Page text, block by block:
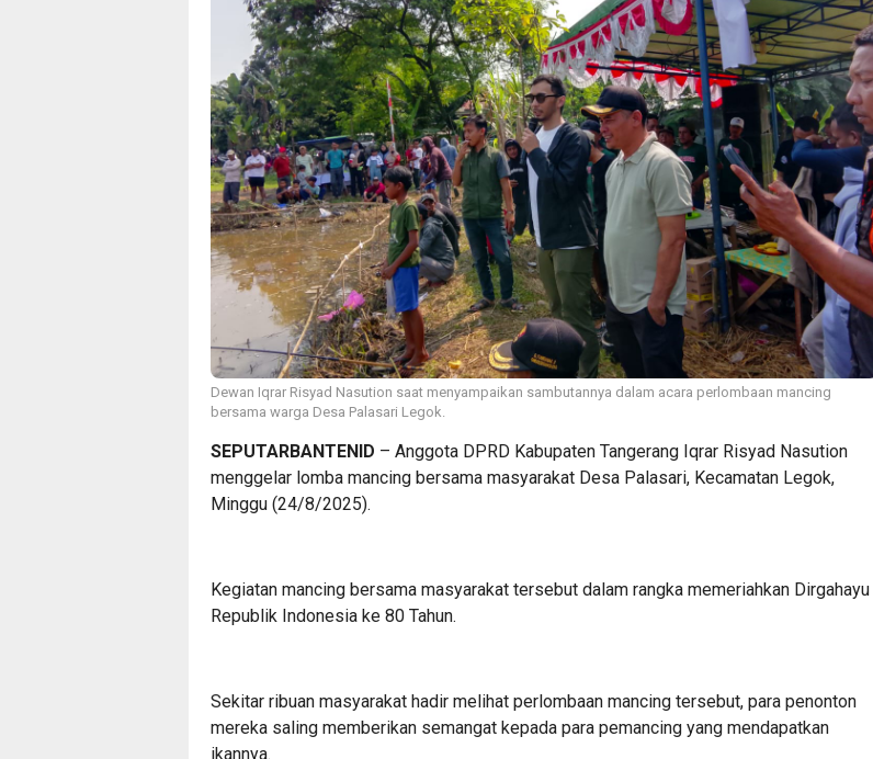
Dewan Iqrar Risyad Nasution saat menyampaikan sambutannya dalam acara perlombaan mancing
bersama warga Desa Palasari Legok.
SEPUTARBANTENID – Anggota DPRD Kabupaten Tangerang Iqrar Risyad Nasution
menggelar lomba mancing bersama masyarakat Desa Palasari, Kecamatan Legok,
Minggu (24/8/2025).
Kegiatan mancing bersama masyarakat tersebut dalam rangka memeriahkan Dirgahayu
Republik Indonesia ke 80 Tahun.
Sekitar ribuan masyarakat hadir melihat perlombaan mancing tersebut, para penonton
mereka saling memberikan semangat kepada para pemancing yang mendapatkan
ikannya.